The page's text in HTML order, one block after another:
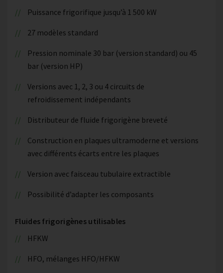
Puissance frigorifique jusqu’à 1 500 kW
27 modèles standard
Pression nominale 30 bar (version standard) ou 45
bar (version HP)
Versions avec 1, 2, 3 ou 4 circuits de
refroidissement indépendants
Distributeur de fluide frigorigène breveté
Construction en plaques ultramoderne et versions
avec différents écarts entre les plaques
Version avec faisceau tubulaire extractible
Possibilité d’adapter les composants
Fluides frigorigènes utilisables
HFKW
HFO, mélanges HFO/HFKW